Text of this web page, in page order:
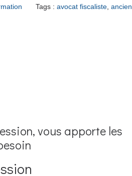
Tags :avocat fiscaliste ,ancien
vous apporte les